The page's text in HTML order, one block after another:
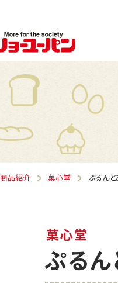
商品紹介 菓心堂 ぷるんと
菓心堂
ぷるん